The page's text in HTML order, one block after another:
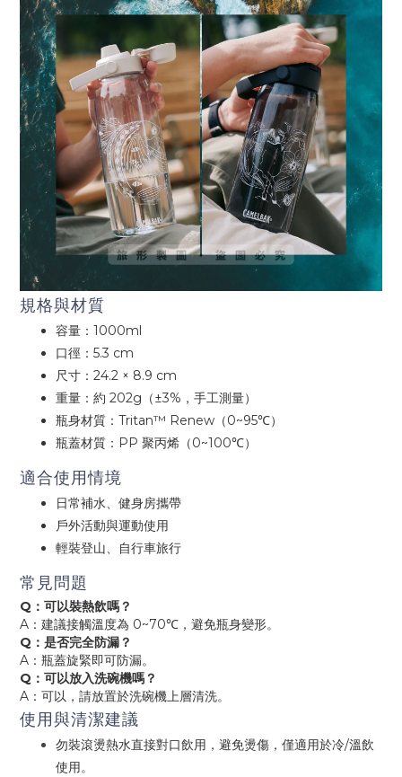
規格與材質
容量：1000ml
口徑：5.3 cm
尺寸：24.2 × 8.9 cm
重量：約 202g（±3%，手工測量）
瓶身材質：Tritan™ Renew（0~95℃）
瓶蓋材質：PP 聚丙烯（0~100℃）
適合使用情境
日常補水、健身房攜帶
戶外活動與運動使用
輕裝登山、自行車旅行
常見問題
Q：可以裝熱飲嗎？
A：建議接觸溫度為 0~70℃，避免瓶身變形。
Q：是否完全防漏？
A：瓶蓋旋緊即可防漏。
Q：可以放入洗碗機嗎？
A：可以，請放置於洗碗機上層清洗。
使用與清潔建議
勿裝滾燙熱水直接對口飲用，避免燙傷，僅適用於冷/溫飲
使用。